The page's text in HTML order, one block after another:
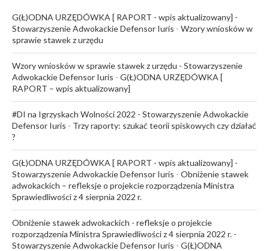
G(Ł)ODNA URZĘDÓWKA [ RAPORT - wpis aktualizowany] -
Stowarzyszenie Adwokackie Defensor Iuris - Wzory wniosków w
sprawie stawek z urzędu
Wzory wniosków w sprawie stawek z urzędu - Stowarzyszenie
Adwokackie Defensor Iuris - G(Ł)ODNA URZĘDÓWKA [
RAPORT – wpis aktualizowany]
#DI na Igrzyskach Wolności 2022 - Stowarzyszenie Adwokackie
Defensor Iuris - Trzy raporty: szukać teorii spiskowych czy działać
?
G(Ł)ODNA URZĘDÓWKA [ RAPORT - wpis aktualizowany] -
Stowarzyszenie Adwokackie Defensor Iuris - Obniżenie stawek
adwokackich – refleksje o projekcie rozporządzenia Ministra
Sprawiedliwości z 4 sierpnia 2022 r.
Obniżenie stawek adwokackich - refleksje o projekcie
rozporządzenia Ministra Sprawiedliwości z 4 sierpnia 2022 r. -
Stowarzyszenie Adwokackie Defensor Iuris - G(Ł)ODNA